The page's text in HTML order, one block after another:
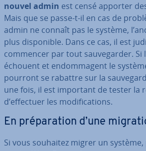
nouvel admin est censé apporter
Mais que se passe-t-il en cas de
admin ne connaît pas le système,
plus dis­po­nible. Dans ce cas, il est
commencer par tout sau­ve­gar­der. Si
échouent et en­dom­ma­gent le
pourront se rabattre sur la
une fois, il est important de tester la
d’effectuer les mo­di­fi­ca­tions.
En pré­pa­ra­tion d’une
Si vous souhaitez migrer un